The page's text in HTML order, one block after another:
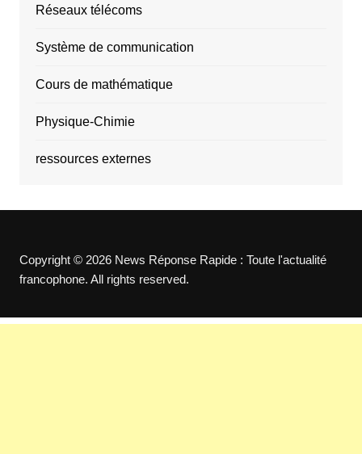
Réseaux télécoms
Système de communication
Cours de mathématique
Physique-Chimie
ressources externes
Copyright © 2026 News Réponse Rapide : Toute l'actualité
francophone. All rights reserved.